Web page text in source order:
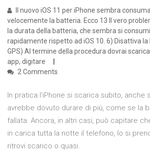
Il nuovo iOS 11 per iPhone sembra
velocemente la batteria. Ecco 13 Il vero
la durata della batteria, che sembra si
rapidamente rispetto ad iOS 10. 6) Disattiva
GPS) Al termine della procedura dovrai
app, digitare
2 Comments
In pratica l'iPhone si scarica subito, anche
avrebbe dovuto durare di più, come se la
fallata. Ancora, in altri casi, può capitare
in carica tutta la notte il telefono, lo si
ritrovi scarico o quasi.